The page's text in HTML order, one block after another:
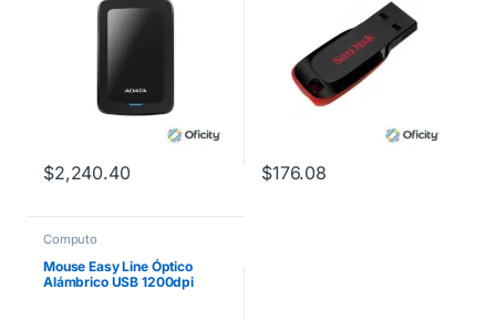
$2,240.40 $176.08
Computo
Mouse Easy Line Óptico
Alámbrico USB 1200dpi